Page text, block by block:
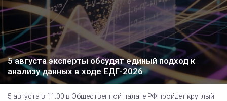
5 августа эксперты обсудят единый подход к
анализу данных в ходе ЕДГ-2026
5 августа в 11:00 в Общественной палате РФ пройдет круглый